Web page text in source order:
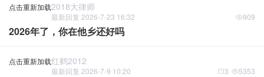
点击重新加载2018大律师
最新回复 2026-7-23 16:32 909
2026年了，你在他乡还好吗
点击重新加载红鹤2012
最新回复 2026-7-9 10:20 5353
3